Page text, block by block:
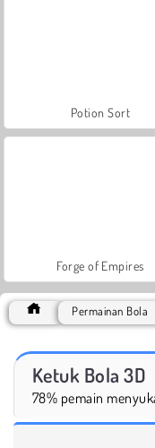
Potion Sort
Forge of Empires
Permainan Bola
Ketuk Bola 3D
78% pemain